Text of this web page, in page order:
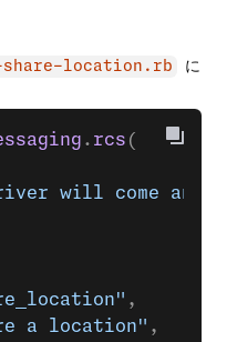
share-location.rb
に
. rcs (
will come and
,
a location" ,